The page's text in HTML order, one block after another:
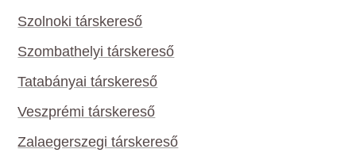
Szolnoki társkereső
Szombathelyi társkereső
Tatabányai társkereső
Veszprémi társkereső
Zalaegerszegi társkereső